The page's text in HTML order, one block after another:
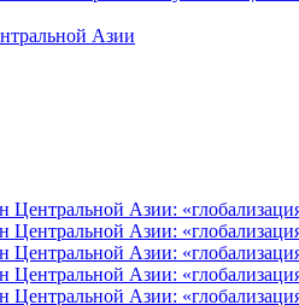
Азии
Азии:
Азии:
Азии:
Азии:
Азии: